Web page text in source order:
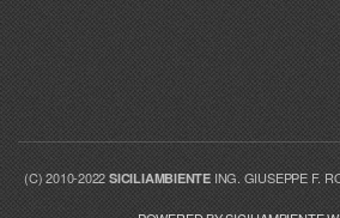
(C) 2010-2022SICILIAMBIENTEING. GIUSEPPE F.